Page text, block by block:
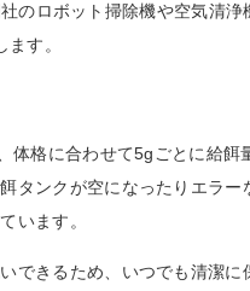
のロボット掃除機や空気清浄
す。
体格に合わせて5gごとに給餌
タンクが空になったりエラー
います。
できるため、いつでも清潔に